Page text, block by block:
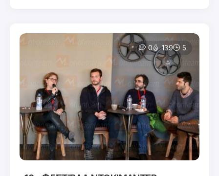
0 139 5